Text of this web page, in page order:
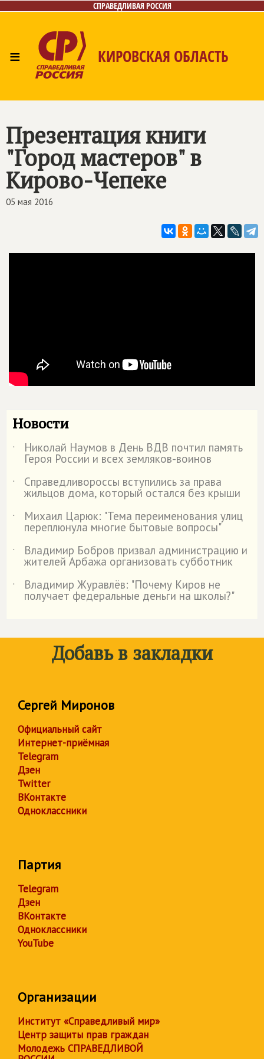
СПРАВЕДЛИВАЯ РОССИЯ
≡ КИРОВСКАЯ ОБЛАСТЬ
Презентация книги
"Город мастеров" в
Кирово-Чепеке
05 мая 2016
Новости
˙ Николай Наумов в День ВДВ почтил память
Героя России и всех земляков-воинов
˙
Справедливороссы вступились за права
жильцов дома, который остался без крыши
˙
Михаил Царюк: "Тема переименования улиц
переплюнула многие бытовые вопросы"
˙
Владимир Бобров призвал администрацию и
жителей Арбажа организовать субботник
˙
Владимир Журавлёв: "Почему Киров не
получает федеральные деньги на школы?"
Добавь в закладки
Сергей Миронов
Официальный сайт
Интернет-приёмная
Telegram
Дзен
Twitter
ВКонтакте
Одноклассники
Партия
Telegram
Дзен
ВКонтакте
Одноклассники
YouTube
Организации
Институт «Справедливый мир»
Центр защиты прав граждан
Молодежь СПРАВЕДЛИВОЙ